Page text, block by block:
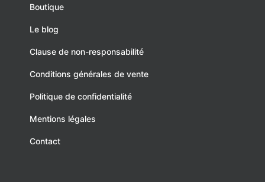
Boutique
Le blog
Clause de non-responsabilité
Conditions générales de vente
Politique de confidentialité
Mentions légales
Contact